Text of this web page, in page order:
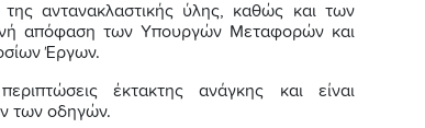
αντανακλαστικής ύλης, καθώς και των
απόφαση των Υπουργών Μεταφορών και
Έργων.
έκτακτης ανάγκης και είναι
των οδηγών.